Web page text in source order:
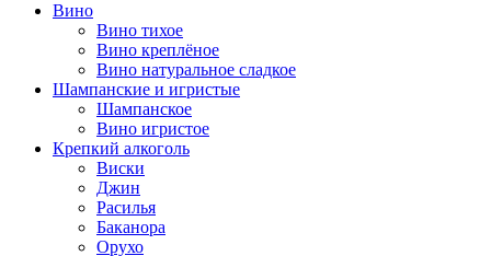
Вино
Вино тихое
Вино креплёное
Вино натуральное сладкое
Шампанские и игристые
Шампанское
Вино игристое
Крепкий алкоголь
Виски
Джин
Расилья
Баканора
Орухо